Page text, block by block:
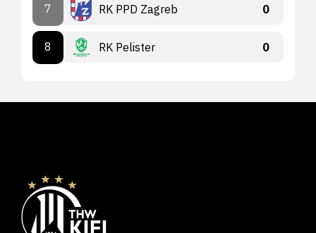
7 RK PPD Zagreb 0
8 RK Pelister 0